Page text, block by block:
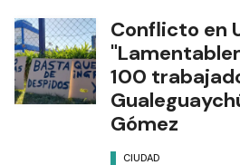
Conflicto en
100
Gómez
CIUDAD